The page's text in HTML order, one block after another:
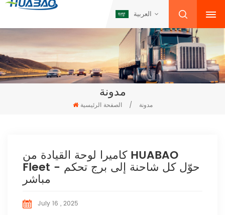
العربية
مدونة
الصفحة الرئيسية / مدونة
كاميرا لوحة القيادة من HUABAO
Fleet - حوّل كل شاحنة إلى برج تحكم
مباشر
July 16 , 2025